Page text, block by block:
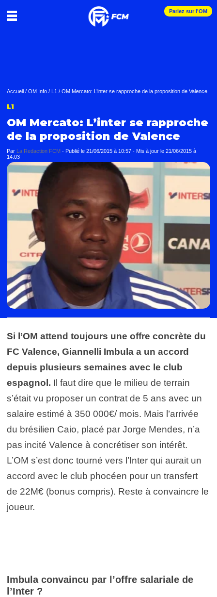
Pariez sur l'OM
Accueil / OM Info / L1 / OM Mercato: L’inter se rapproche de la proposition de Valence
L1
OM Mercato: L’inter se rapproche
de la proposition de Valence
Par La Redaction FCM - Publié le 21/06/2015 à 10:57 - Mis à jour le 21/06/2015 à
14:03
Si l’OM attend toujours une offre concrète du
FC Valence, Giannelli Imbula a un accord
depuis plusieurs semaines avec le club
espagnol. Il faut dire que le milieu de terrain
s’était vu proposer un contrat de 5 ans avec un
salaire estimé à 350 000€/ mois. Mais l’arrivée
du brésilien Caio, placé par Jorge Mendes, n’a
pas incité Valence à concrétiser son intérêt.
L’OM s’est donc tourné vers l’Inter qui aurait un
accord avec le club phocéen pour un transfert
de 22M€ (bonus compris). Reste à convaincre le
joueur.
Imbula convaincu par l’offre salariale de
l’Inter ?